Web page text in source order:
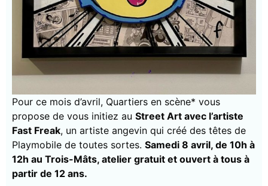
Pour ce mois d’avril, Quartiers en scène* vous
propose de vous initiez au Street Art avec l’artiste
Fast Freak, un artiste angevin qui créé des têtes de
Playmobile de toutes sortes. Samedi 8 avril, de 10h à
12h au Trois-Mâts, atelier gratuit et ouvert à tous à
partir de 12 ans.